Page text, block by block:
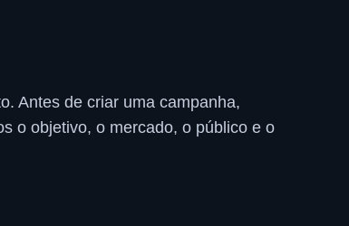
Antes de criar uma campanha,
o objetivo, o mercado, o público e o